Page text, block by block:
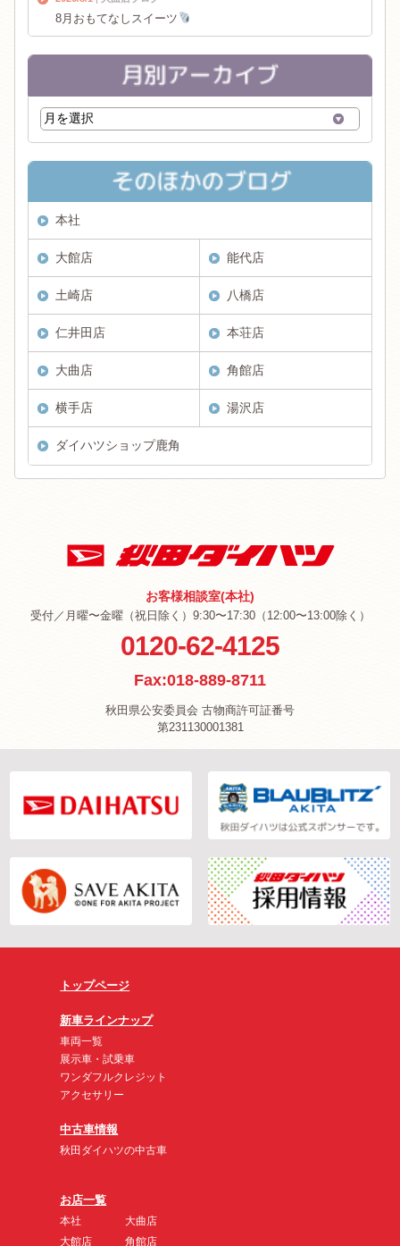
8月おもてなしスイーツ
本社
大館店 能代店
土崎店 八橋店
仁井田店 本荘店
大曲店 角館店
横手店 湯沢店
ダイハツショップ鹿角
お客様相談室(本社)
受付／月曜〜金曜（祝日除く）9:30〜17:30（12:00〜13:00除く）
0120-62-4125
Fax:018-889-8711
秋田県公安委員会 古物商許可証番号
第231130001381
トップページ
新車ラインナップ
車両一覧
展示車・試乗車
ワンダフルクレジット
アクセサリー
中古車情報
秋田ダイハツの中古車
お店一覧
本社
大館店
大曲店
角館店